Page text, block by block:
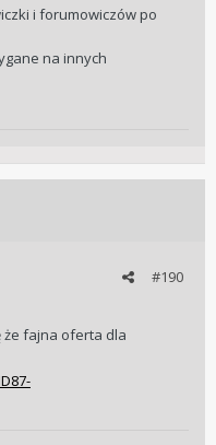
i forumowiczów po
na innych
#190
że fajna oferta dla